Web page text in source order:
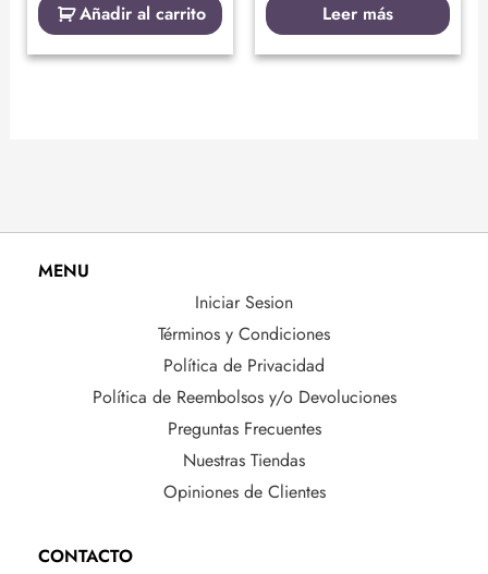
Añadir al carrito Leer más
MENU
Iniciar Sesion
Términos y Condiciones
Política de Privacidad
Política de Reembolsos y/o Devoluciones
Preguntas Frecuentes
Nuestras Tiendas
Opiniones de Clientes
CONTACTO